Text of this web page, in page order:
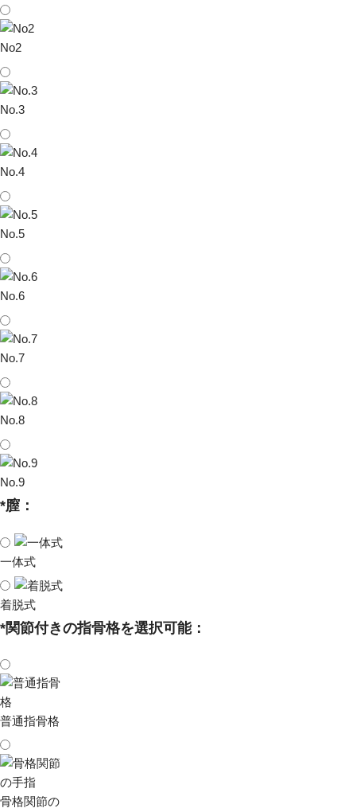
No2
No.3
No.4
No.5
No.6
No.7
No.8
No.9
*膣：
一体式
着脱式
*関節付きの指骨格を選択可能：
普通指骨格
骨格関節の